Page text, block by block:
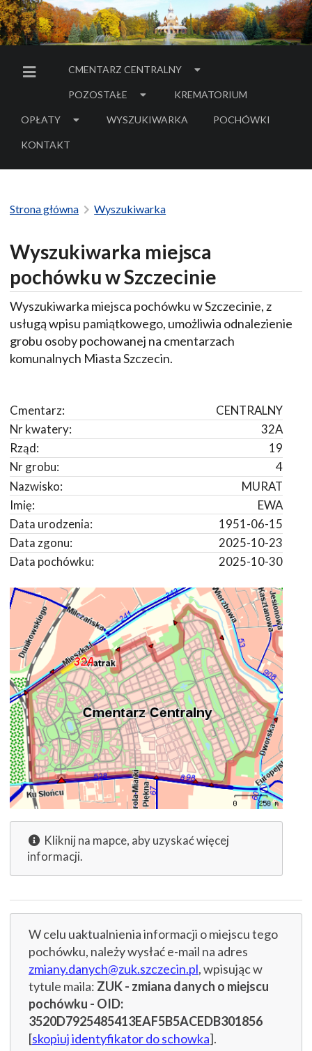
MENU BOCZNE
CMENTARZ CENTRALNY
POZOSTAŁE KREMATORIUM
OPŁATY WYSZUKIWARKA POCHÓWKI
- LINK DO SERWISU
KONTAKT
Strona główna Wyszukiwarka
Wyszukiwarka miejsca
pochówku w Szczecinie
Wyszukiwarka miejsca pochówku w Szczecinie, z
usługą wpisu pamiątkowego, umożliwia odnalezienie
grobu osoby pochowanej na cmentarzach
komunalnych Miasta Szczecin.
CENTRALNY
Cmentarz:
32A
Nr kwatery:
19
Rząd:
4
Nr grobu:
MURAT
Nazwisko:
EWA
Imię:
1951-06-15
Data urodzenia:
2025-10-23
Data zgonu:
2025-10-30
Data pochówku:
Kliknij na mapce, aby uzyskać więcej
informacji.
W celu uaktualnienia informacji o miejscu tego
pochówku, należy wysłać e-mail na adres
zmiany.danych@zuk.szczecin.pl, wpisując w
tytule maila: ZUK - zmiana danych o miejscu
pochówku - OID:
3520D7925485413EAF5B5ACEDB301856
[skopiuj identyfikator do schowka].